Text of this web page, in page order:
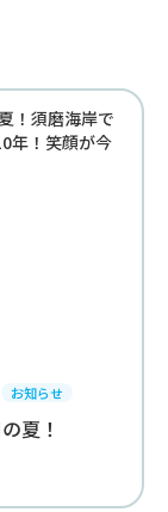
お知らせ
夏！